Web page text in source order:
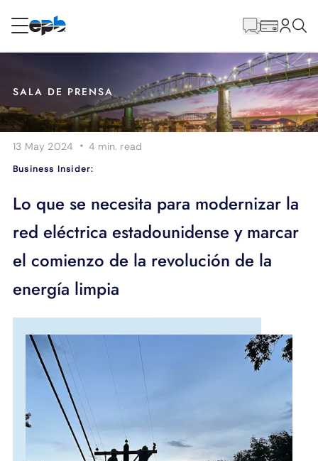
Internet
Energía
Televisión
Teléfono
BLOG
IDIOMA
principal
SALA DE PRENSA
13 May 2024 · 4 min. read
Business Insider:
Lo que se necesita para modernizar la
red eléctrica estadounidense y marcar
el comienzo de la revolución de la
energía limpia